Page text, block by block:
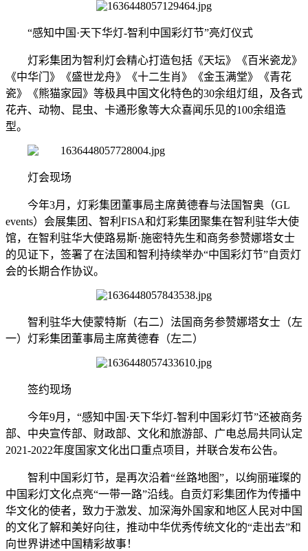
“感知中国·天下华灯-智利中国彩灯节”亮灯仪式
灯彩集团为智利灯会精心打造包括《天坛》《百米瓷龙》
《中华门》《盛世龙舟》《十二生肖》《金玉满堂》《青花
瓷》《熊猫家园》等极具中国文化特色的30余组灯组，及各式
花卉、动物、昆虫、卡通形象等大众喜闻乐见的100余组造
型。
灯会现场
今年3月，灯彩集团董事局主席黄德春与法国智奥（GL
events）会展集团、智利FISA和灯彩集团聚集在智利驻华大使
馆，在智利驻华大使路易斯·施密特先生和商务参赞娜塔女士
的见证下，签署了在法国和智利持续举办“中国彩灯节”自贡灯
会的长期合作协议。
智利驻华大使蒙特斯（右二）法国商务参赞娜塔女士（左
一）灯彩集团董事局主席黄德春（左二）
签约现场
今年9月，“感知中国·天下华灯-智利中国彩灯节”还被商务
部、中央宣传部、财政部、文化和旅游部、广电总局共同认定
2021-2022年度国家文化出口重点项目，并联合发布公告。
智利中国彩灯节，是再次沿着“丝路地图”，以绚丽璀璨的
中国彩灯文化点亮“一带一路”沿线。自贡灯彩集团作为传播中
华文化的使者，致力于激发、加深海外国家和地区人民对中国
的文化了解和美好向往，推动中华优秀传统文化的“走出去”和
向世界讲述中国精彩故事！